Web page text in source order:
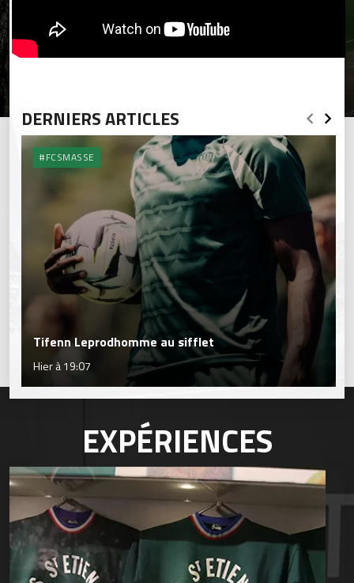
DERNIERS ARTICLES
#FCSMASSE
Tifenn Leprodhomme au sifflet
Hier à 19:07
EXPÉRIENCES